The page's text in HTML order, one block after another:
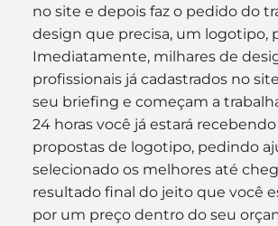
no site e depois faz o pedido do
design que precisa, um logotipo,
Imediatamente, milhares de
profissionais já cadastrados no
seu briefing e começam a
24 horas você já estará
propostas de logotipo, pedindo
selecionado os melhores até
resultado final do jeito que você
por um preço dentro do seu